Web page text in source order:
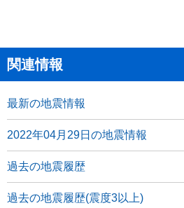
関連情報
最新の地震情報
2022年04月29日の地震情報
過去の地震履歴
過去の地震履歴(震度3以上)